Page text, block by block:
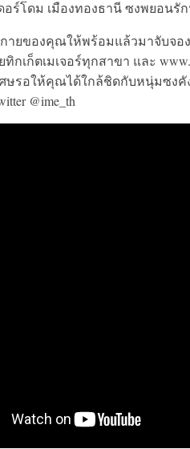
อร์โดม เมืองทองธานี ซงพยอน
ายของคุณให้พร้อมแล้วมาจับจอ
เก็ตเมเจอร์ทุกสาขา และ
ษรอให้คุณได้ใกล้ชิดกับหนุ่มซงคัง
@ime_th